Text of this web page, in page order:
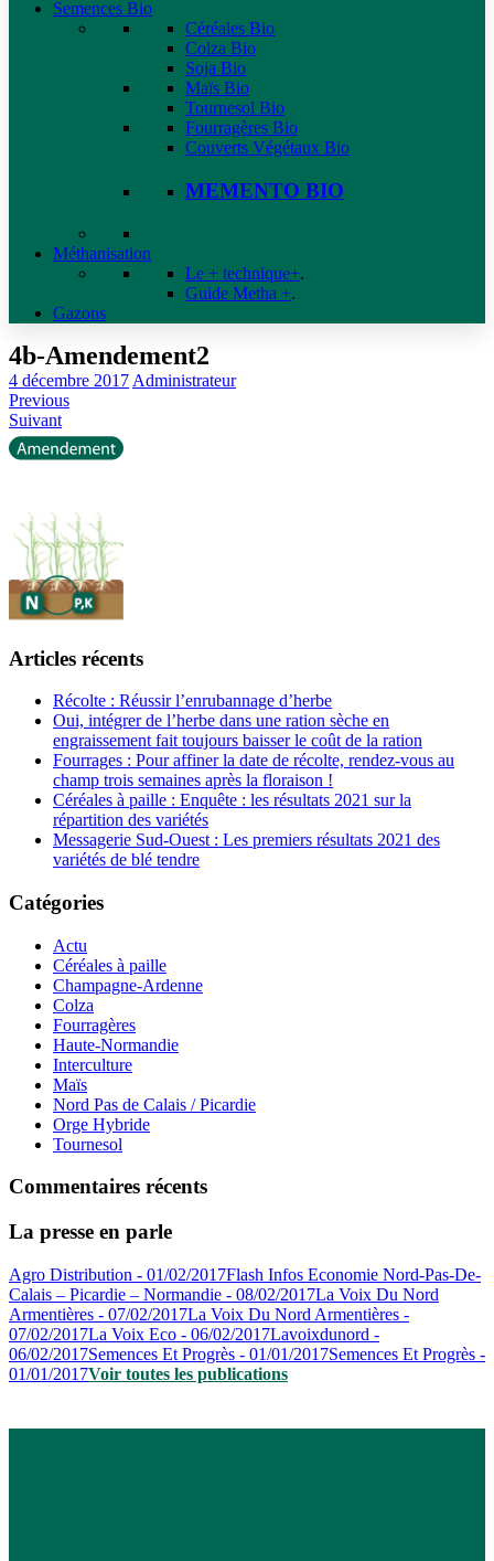
Semences Bio
Céréales Bio
Colza Bio
Soja Bio
Maïs Bio
Tournesol Bio
Fourragères Bio
Couverts Végétaux Bio
MEMENTO BIO
Méthanisation
Le + technique+.
Guide Metha +.
Gazons
4b-Amendement2
4 décembre 2017 Administrateur
Previous
Suivant
Articles récents
Récolte : Réussir l’enrubannage d’herbe
Oui, intégrer de l’herbe dans une ration sèche en
engraissement fait toujours baisser le coût de la ration
Fourrages : Pour affiner la date de récolte, rendez-vous au
champ trois semaines après la floraison !
Céréales à paille : Enquête : les résultats 2021 sur la
répartition des variétés
Messagerie Sud-Ouest : Les premiers résultats 2021 des
variétés de blé tendre
Catégories
Actu
Céréales à paille
Champagne-Ardenne
Colza
Fourragères
Haute-Normandie
Interculture
Maïs
Nord Pas de Calais / Picardie
Orge Hybride
Tournesol
Commentaires récents
La presse en parle
Agro Distribution - 01/02/2017Flash Infos Economie Nord-Pas-De-
Calais – Picardie – Normandie - 08/02/2017La Voix Du Nord
Armentières - 07/02/2017La Voix Du Nord Armentières -
07/02/2017La Voix Eco - 06/02/2017Lavoixdunord -
06/02/2017Semences Et Progrès - 01/01/2017Semences Et Progrès -
01/01/2017Voir toutes les publications